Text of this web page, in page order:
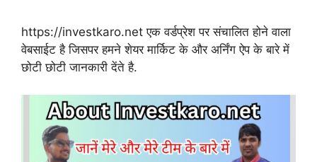
https://investkaro.net एक वर्डप्रेश पर संचालित होने वाला
वेबसाईट है जिसपर हमने शेयर मार्किट के और अर्निंग ऐप के बारे में
छोटी छोटी जानकारी देंते है.